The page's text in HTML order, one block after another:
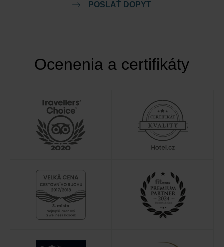
POSLAŤ DOPYT
Ocenenia a certifikáty